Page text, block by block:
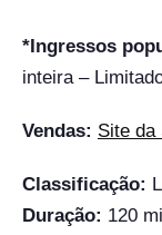
*Ingressos
inteira –
Vendas: Site da
Classificação:
Duração: 120